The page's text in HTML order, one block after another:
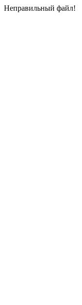
Неправильный файл!